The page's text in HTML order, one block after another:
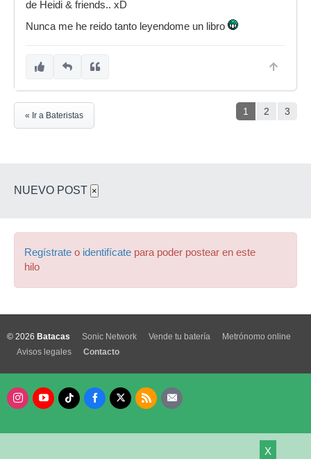
de Heidi & friends.. xD
Nunca me he reido tanto leyendome un libro
1 2 3
« Ir a Bateristas
NUEVO POST ×
Regístrate o identifícate para poder postear en este
hilo
X
© 2026 Batacas Sonic Network Vende tu batería
Metrónomo online
Avisos legales
Contacto